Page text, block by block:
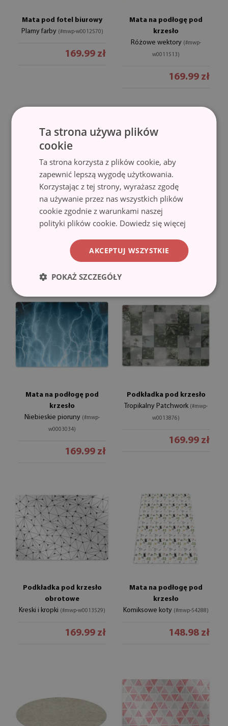
Mata pod fotel biurowy
Plamy farby (#mwp-w0012570)
169.99 zł
Mata na podłogę pod
krzesło
Różowe wektory (#mwp-
w0011513)
169.99 zł
Mata pod fotel biurowy
Styl art deco(#mwp-w0013255)
203.99 zł
Mata pod fotel biurowy
Złote wektory(#mwp-
135.99 zł
Mata na podłogę pod
krzesło
Niebieskie pioruny (#mwp-
w0003034)
169.99 zł
Podkładka pod krzesło
Tropikalny Patchwork (#mwp-
w0013876)
169.99 zł
Podkładka pod krzesło
obrotowe
Kreski i kropki (#mwp-w0013529)
169.99 zł
Mata na podłogę pod
krzesło
Komiksowe koty (#mwp-54288)
148.98 zł
Ta strona używa plików
cookie
Ta strona korzysta z plików cookie, aby
zapewnić lepszą wygodę użytkowania.
Korzystając z tej strony, wyrażasz zgodę
na używanie przez nas wszystkich plików
cookie zgodnie z warunkami naszej
polityki plików cookie. Dowiedz się więcej
AKCEPTUJ WSZYSTKIE
POKAŻ SZCZEGÓŁY